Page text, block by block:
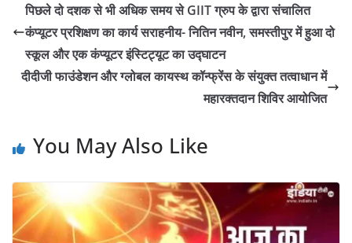
पिछले दो दशक से भी अधिक समय से GIIT ग्रुप के द्वारा संचालित
कंप्यूटर प्रशिक्षण का कार्य सराहनीय- नितिन नवीन, समस्तीपुर में हुआ दो
स्कूल और एक कंप्यूटर इंस्टिट्यूट का उद्घाटन
दीदीजी फाउंडेशन और ग्लोबल कायस्थ कॉन्फ्रेंस के संयुक्त तत्वाधान में
महारक्तदान शिविर आयोजित
You May Also Like